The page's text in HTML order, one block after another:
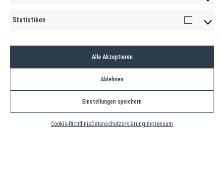
Statistiken
Alle Akzeptieren
Ablehnen
Einstellungen speichern
Cookie-RichtlinieDatenschutzerklärung Impressum